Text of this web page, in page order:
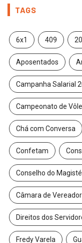
TAGS
6x1 409
Aposentados
Campanha Salarial
Campeonato de
Chá com Conversa
Confetam
Conselho do
Câmara de
Direitos dos
Fredy Varela